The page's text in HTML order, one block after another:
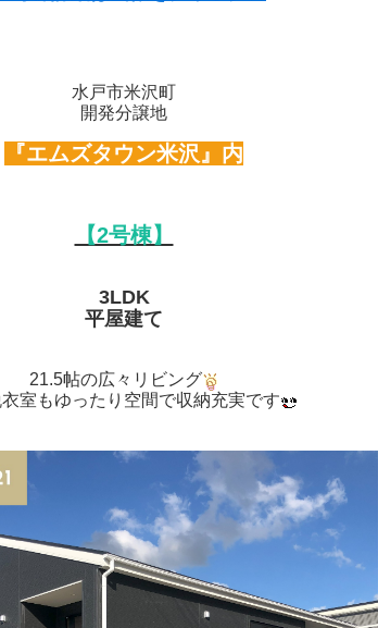
水戸市米沢町
開発分譲地
『エムズタウン米沢』内
【2号棟】
3LDK
平屋建て
21.5帖の広々リビング
室もゆったり空間で収納充実です